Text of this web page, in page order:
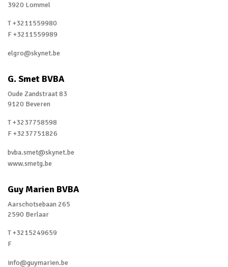
3920 Lommel
T +3211559980
F +3211559989
elgro@skynet.be
G. Smet BVBA
Oude Zandstraat 83
9120 Beveren
T +3237758598
F +3237751826
bvba.smet@skynet.be
www.smetg.be
Guy Marien BVBA
Aarschotsebaan 265
2590 Berlaar
T +3215249659
F
info@guymarien.be